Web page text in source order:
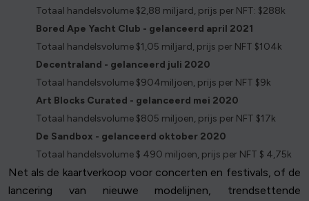
Totaal handelsvolume $2,88 miljard, prijs per NFT: $288k
Bored Ape Yacht Club - gelanceerd april 2021
Totaal handelsvolume $1,05 miljard, prijs per NFT $104k
Decentraland - gelanceerd juli 2020
Totaal handelsvolume $904miljoen, prijs per NFT $9k
Art Blocks Curated - gelanceerd mei 2020
Totaal handelsvolume $805 miljoen, prijs per NFT $17k
De Sandbox - gelanceerd oktober 2020
Totaal handelsvolume $ 490 miljoen, prijs per NFT $ 4,75k
Net als de kaartverkoop voor concerten en festivals, of de
lancering van nieuwe modelijnen, trendsettende